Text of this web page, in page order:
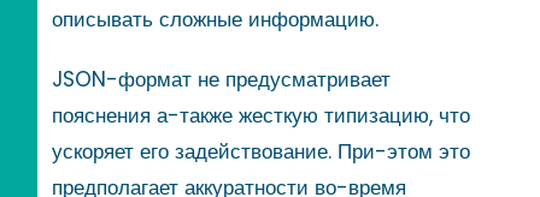
описывать сложные информацию.
JSON-формат не предусматривает
пояснения а-также жесткую типизацию, что
ускоряет его задействование. При-этом это
предполагает аккуратности во-время